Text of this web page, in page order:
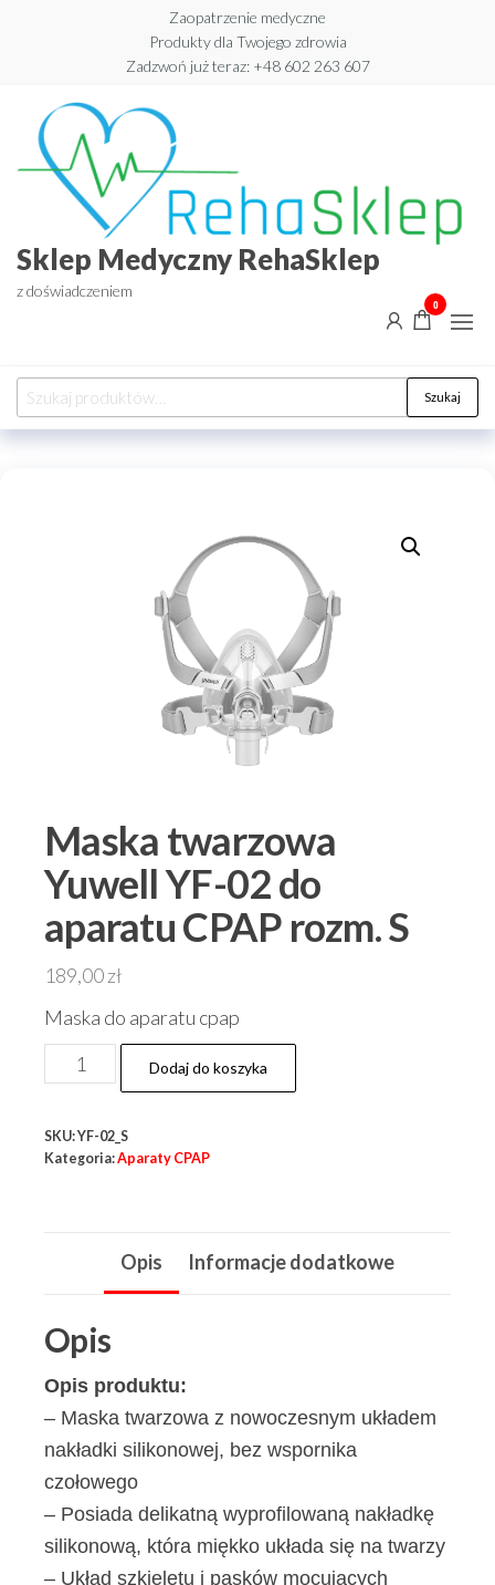
Zaopatrzenie medyczne
Produkty dla Twojego zdrowia
Zadzwoń już teraz: +48 602 263 607​
Sklep Medyczny RehaSklep
z doświadczeniem
0
Szukaj: Szukaj
Maska twarzowa
Yuwell YF-02 do
aparatu CPAP rozm. S
189,00zł
Maska do aparatu cpap
ilość
Maska
Yuwell
rozm.
Dodaj do koszyka
SKU:YF-02_S
Kategoria:Aparaty CPAP
Opis Informacje dodatkowe
Opis
Opis produktu:
– Maska twarzowa z nowoczesnym układem
nakładki silikonowej, bez wspornika
czołowego
– Posiada delikatną wyprofilowaną nakładkę
silikonową, która miękko układa się na twarzy
– Układ szkieletu i pasków mocujących